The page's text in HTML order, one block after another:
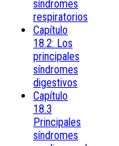
síndromes
respiratorios
Capítulo
18.2: Los
principales
síndromes
digestivos
Capítulo
18.3
Principales
síndromes